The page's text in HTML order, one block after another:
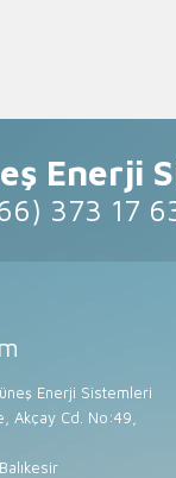
Enerji
373 17
Enerji Sistemleri
Akçay Cd. No:49,